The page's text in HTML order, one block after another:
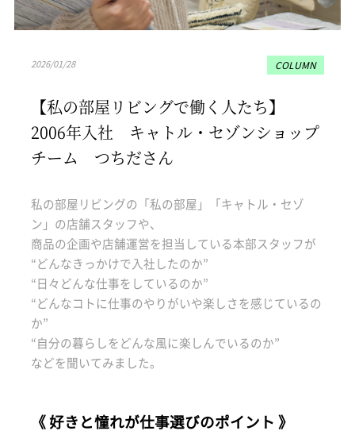
2026/01/28 COLUMN
【私の部屋リビングで働く人たち】
2006年入社 キャトル・セゾンショップ
チーム つちださん
私の部屋リビングの「私の部屋」「キャトル・セゾ
ン」の店舗スタッフや、
商品の企画や店舗運営を担当している本部スタッフが
“どんなきっかけで入社したのか”
“日々どんな仕事をしているのか”
“どんなコトに仕事のやりがいや楽しさを感じているの
か”
“自分の暮らしをどんな風に楽しんでいるのか”
などを聞いてみました。
《 好きと憧れが仕事選びのポイント 》